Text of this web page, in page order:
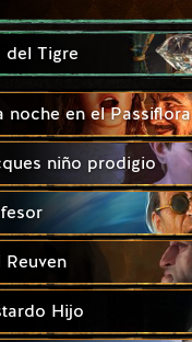
del Tigre
noche en el Passiflora
niño prodigio
Reuven
Hijo